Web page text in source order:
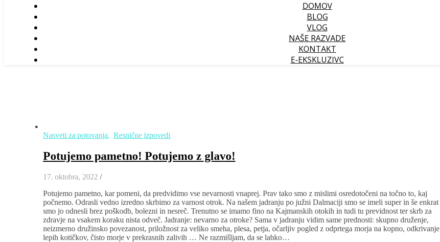
DOMOV
BLOG
VLOG
NAŠE RAZVADE
KONTAKT
E-EKSKLUZIVC
Nasveti za potovanja, Resnične izpovedi
Potujemo pametno! Potujemo z glavo!
17. oktobra, 2022 /
Potujemo pametno, kar pomeni, da predvidimo vse nevarnosti vnaprej. Prav tako smo z mislimi osredotočeni na točno to, kaj
počnemo. Odrasli vedno izredno skrbimo za varnost otrok. Na našem jadranju po južni Dalmaciji smo se imeli super in še enkrat
smo jo odnesli brez poškodb, bolezni in nesreč. Trenutno se imamo fino na Kajmanskih otokih in tudi tu previdnost ter skrb za
zdravje na vsakem koraku nista odveč. Jadranje: nevarno za otroke? Sama v jadranju vidim same prednosti: skupno druženje,
neizmerno družinsko povezanost, priložnost za veliko smeha, plesa, petja, očarljiv pogled z odprtega morja na kopno, odkrivanje
lepih kotičkov, čisto morje v prekrasnih zalivih … Ne razmišljam, da se lahko…